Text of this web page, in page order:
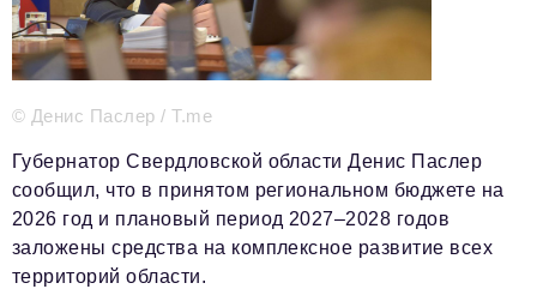
Телефон редакции:+7 495 727-01-67
Электронные почты редакции:
info@business-magazine.online
Отдел рекламы
reklama@business-magazine.online
Отдел распространения/редакционная подписка
Отдел по работе с партнерами
© Денис Паслер / T.me
Губернатор Свердловской области Денис Паслер
сообщил, что в принятом региональном бюджете на
2026 год и плановый период 2027–2028 годов
заложены средства на комплексное развитие всех
территорий области.